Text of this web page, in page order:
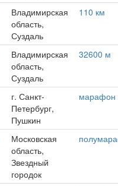
Владимирская
область,
Суздаль
110 км
Владимирская
область,
Суздаль
32600 м
г. Санкт-
Петербург,
Пушкин
марафон
Московская
область,
Звездный
городок